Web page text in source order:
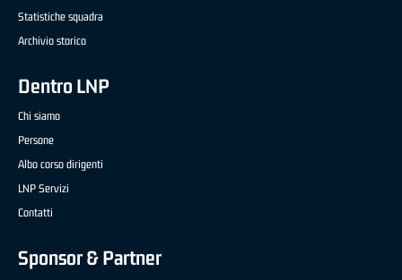
Statistiche squadra
Archivio storico
Dentro LNP
Chi siamo
Persone
Albo corso dirigenti
LNP Servizi
Contatti
Sponsor & Partner